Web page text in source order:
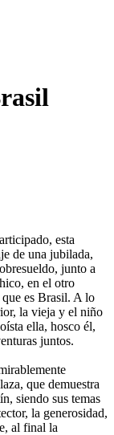
esta
de una jubilada,
junto a
en el otro
es Brasil. A lo
la vieja y el niño
ella, hosco él,
juntos.
que demuestra
siendo sus temas
la generosidad,
al final la